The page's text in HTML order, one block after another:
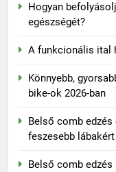
Hogyan
egészségét?
A funkcionális ital
Könnyebb,
bike-ok 2026-ban
Belső comb
feszesebb lábakért
Belső comb